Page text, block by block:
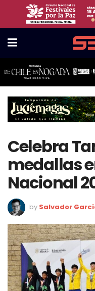
Celebra
medallas
Nacional
by Salvador